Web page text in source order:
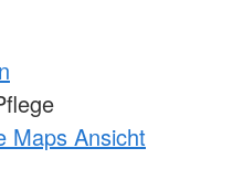
Maps Ansicht